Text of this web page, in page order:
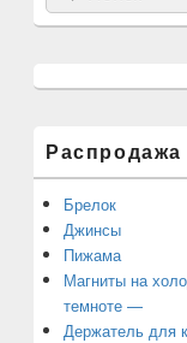
боковой
панели
for:
Брелок
Джинсы
Пижама
Магниты на
темноте —
Держатель для